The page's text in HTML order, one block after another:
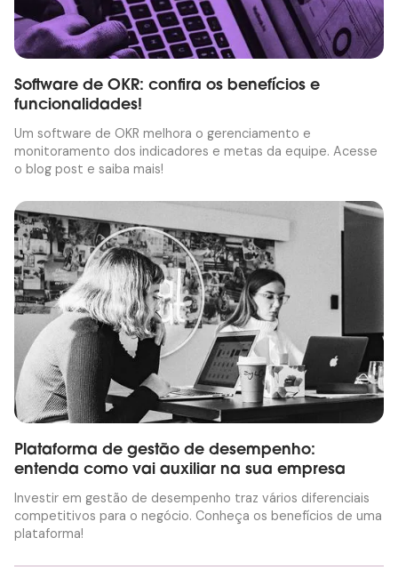
Software de OKR: confira os benefícios e
funcionalidades!
Um software de OKR melhora o gerenciamento e
monitoramento dos indicadores e metas da equipe. Acesse
o blog post e saiba mais!
Plataforma de gestão de desempenho:
entenda como vai auxiliar na sua empresa
Investir em gestão de desempenho traz vários diferenciais
competitivos para o negócio. Conheça os benefícios de uma
plataforma!